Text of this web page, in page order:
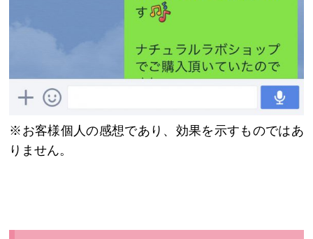
※お客様個人の感想であり、効果を示すものではあ
りません。